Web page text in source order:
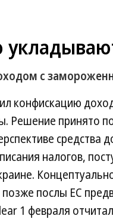
с
конфискацию
Решение принято
средства
налогов,
послы ЕС
1 февраля